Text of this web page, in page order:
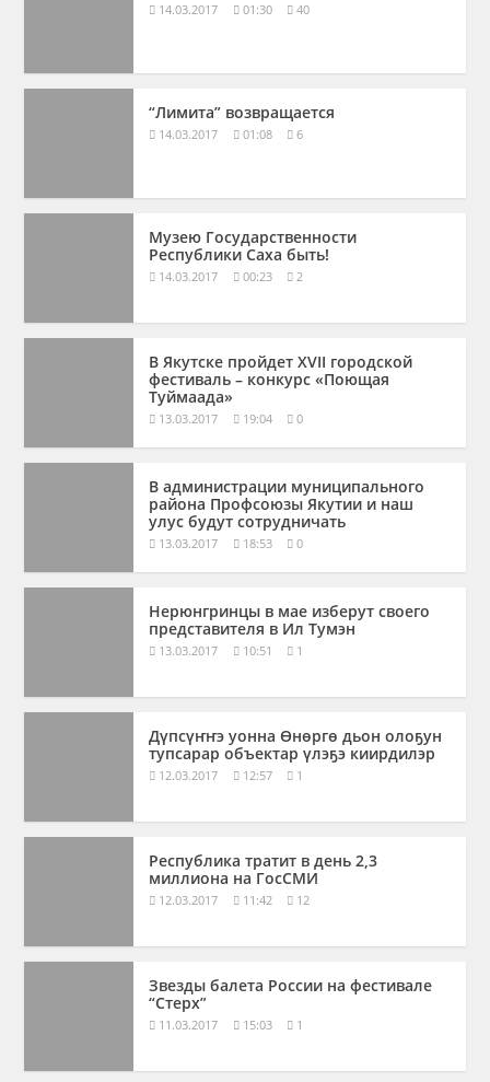
14.03.2017 01:30 40
“Лимита” возвращается
14.03.2017 01:08 6
Музею Государственности
Республики Саха быть!
14.03.2017 00:23 2
В Якутске пройдет XVII городской
фестиваль – конкурс «Поющая
Туймаада»
13.03.2017 19:04 0
В администрации муниципального
района Профсоюзы Якутии и наш
улус будут сотрудничать
13.03.2017 18:53 0
Нерюнгринцы в мае изберут своего
представителя в Ил Тумэн
13.03.2017 10:51 1
Дүпсүҥҥэ уонна Өнөргө дьон олоҕун
тупсарар объектар үлэҕэ киирдилэр
12.03.2017 12:57 1
Республика тратит в день 2,3
миллиона на ГосСМИ
12.03.2017 11:42 12
Звезды балета России на фестивале
“Стерх”
11.03.2017 15:03 1